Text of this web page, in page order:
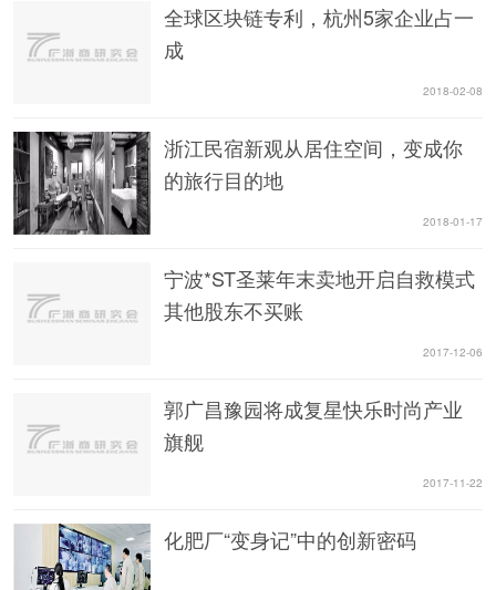
全球区块链专利，杭州5家企业占一
成
2018-02-08
浙江民宿新观从居住空间，变成你
的旅行目的地
2018-01-17
宁波*ST圣莱年末卖地开启自救模式
其他股东不买账
2017-12-06
郭广昌豫园将成复星快乐时尚产业
旗舰
2017-11-22
化肥厂“变身记”中的创新密码